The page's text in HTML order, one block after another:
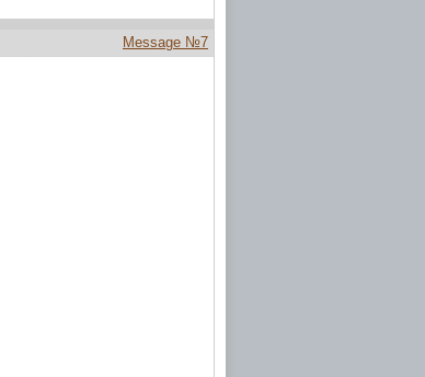
Message №7